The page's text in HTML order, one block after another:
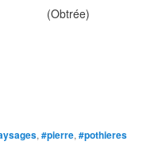
(Obtrée)
, #pierre, #pothieres